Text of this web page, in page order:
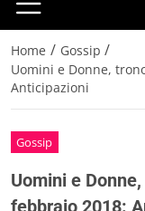
Home / Gossip /
Uomini e Donne,
Anticipazioni
Gossip
Uomini e
febbraio 2018: